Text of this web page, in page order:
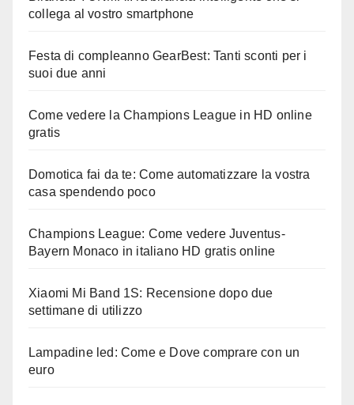
collega al vostro smartphone
Festa di compleanno GearBest: Tanti sconti per i
suoi due anni
Come vedere la Champions League in HD online
gratis
Domotica fai da te: Come automatizzare la vostra
casa spendendo poco
Champions League: Come vedere Juventus-
Bayern Monaco in italiano HD gratis online
Xiaomi Mi Band 1S: Recensione dopo due
settimane di utilizzo
Lampadine led: Come e Dove comprare con un
euro